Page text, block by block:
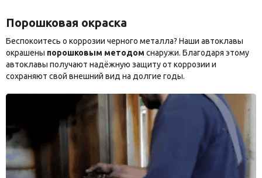
Порошковая окраска
Беспокоитесь о коррозии черного металла? Наши автоклавы
окрашены порошковым методом снаружи. Благодаря этому
автоклавы получают надёжную защиту от коррозии и
сохраняют свой внешний вид на долгие годы.